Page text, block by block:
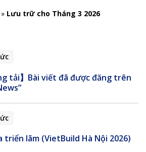
» Lưu trữ cho Tháng 3 2026
tải】Bài viết đã được đăng trên
lãm (VietBuild Hà Nội 2026)